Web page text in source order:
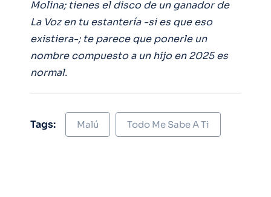
Molina; tienes el disco de un ganador de
La Voz en tu estantería -si es que eso
existiera-; te parece que ponerle un
nombre compuesto a un hijo en 2025 es
normal.
Tags: Malú Todo Me Sabe A Ti